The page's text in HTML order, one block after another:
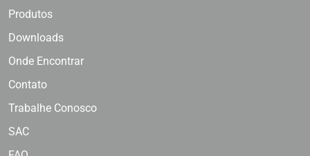
Produtos
Downloads
Onde Encontrar
Contato
Trabalhe Conosco
SAC